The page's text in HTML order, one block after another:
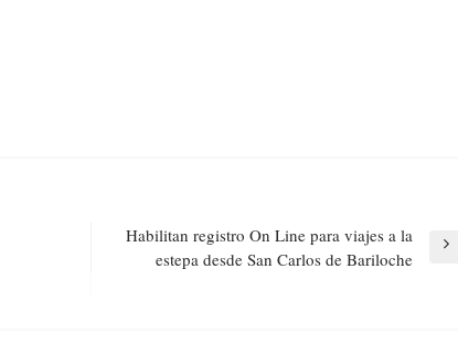
Habilitan registro On Line para viajes a la
estepa desde San Carlos de Bariloche